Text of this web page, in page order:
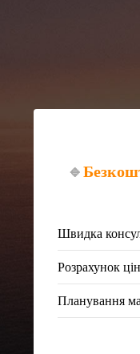
🔹
Швидка
Розрахунок
Планування